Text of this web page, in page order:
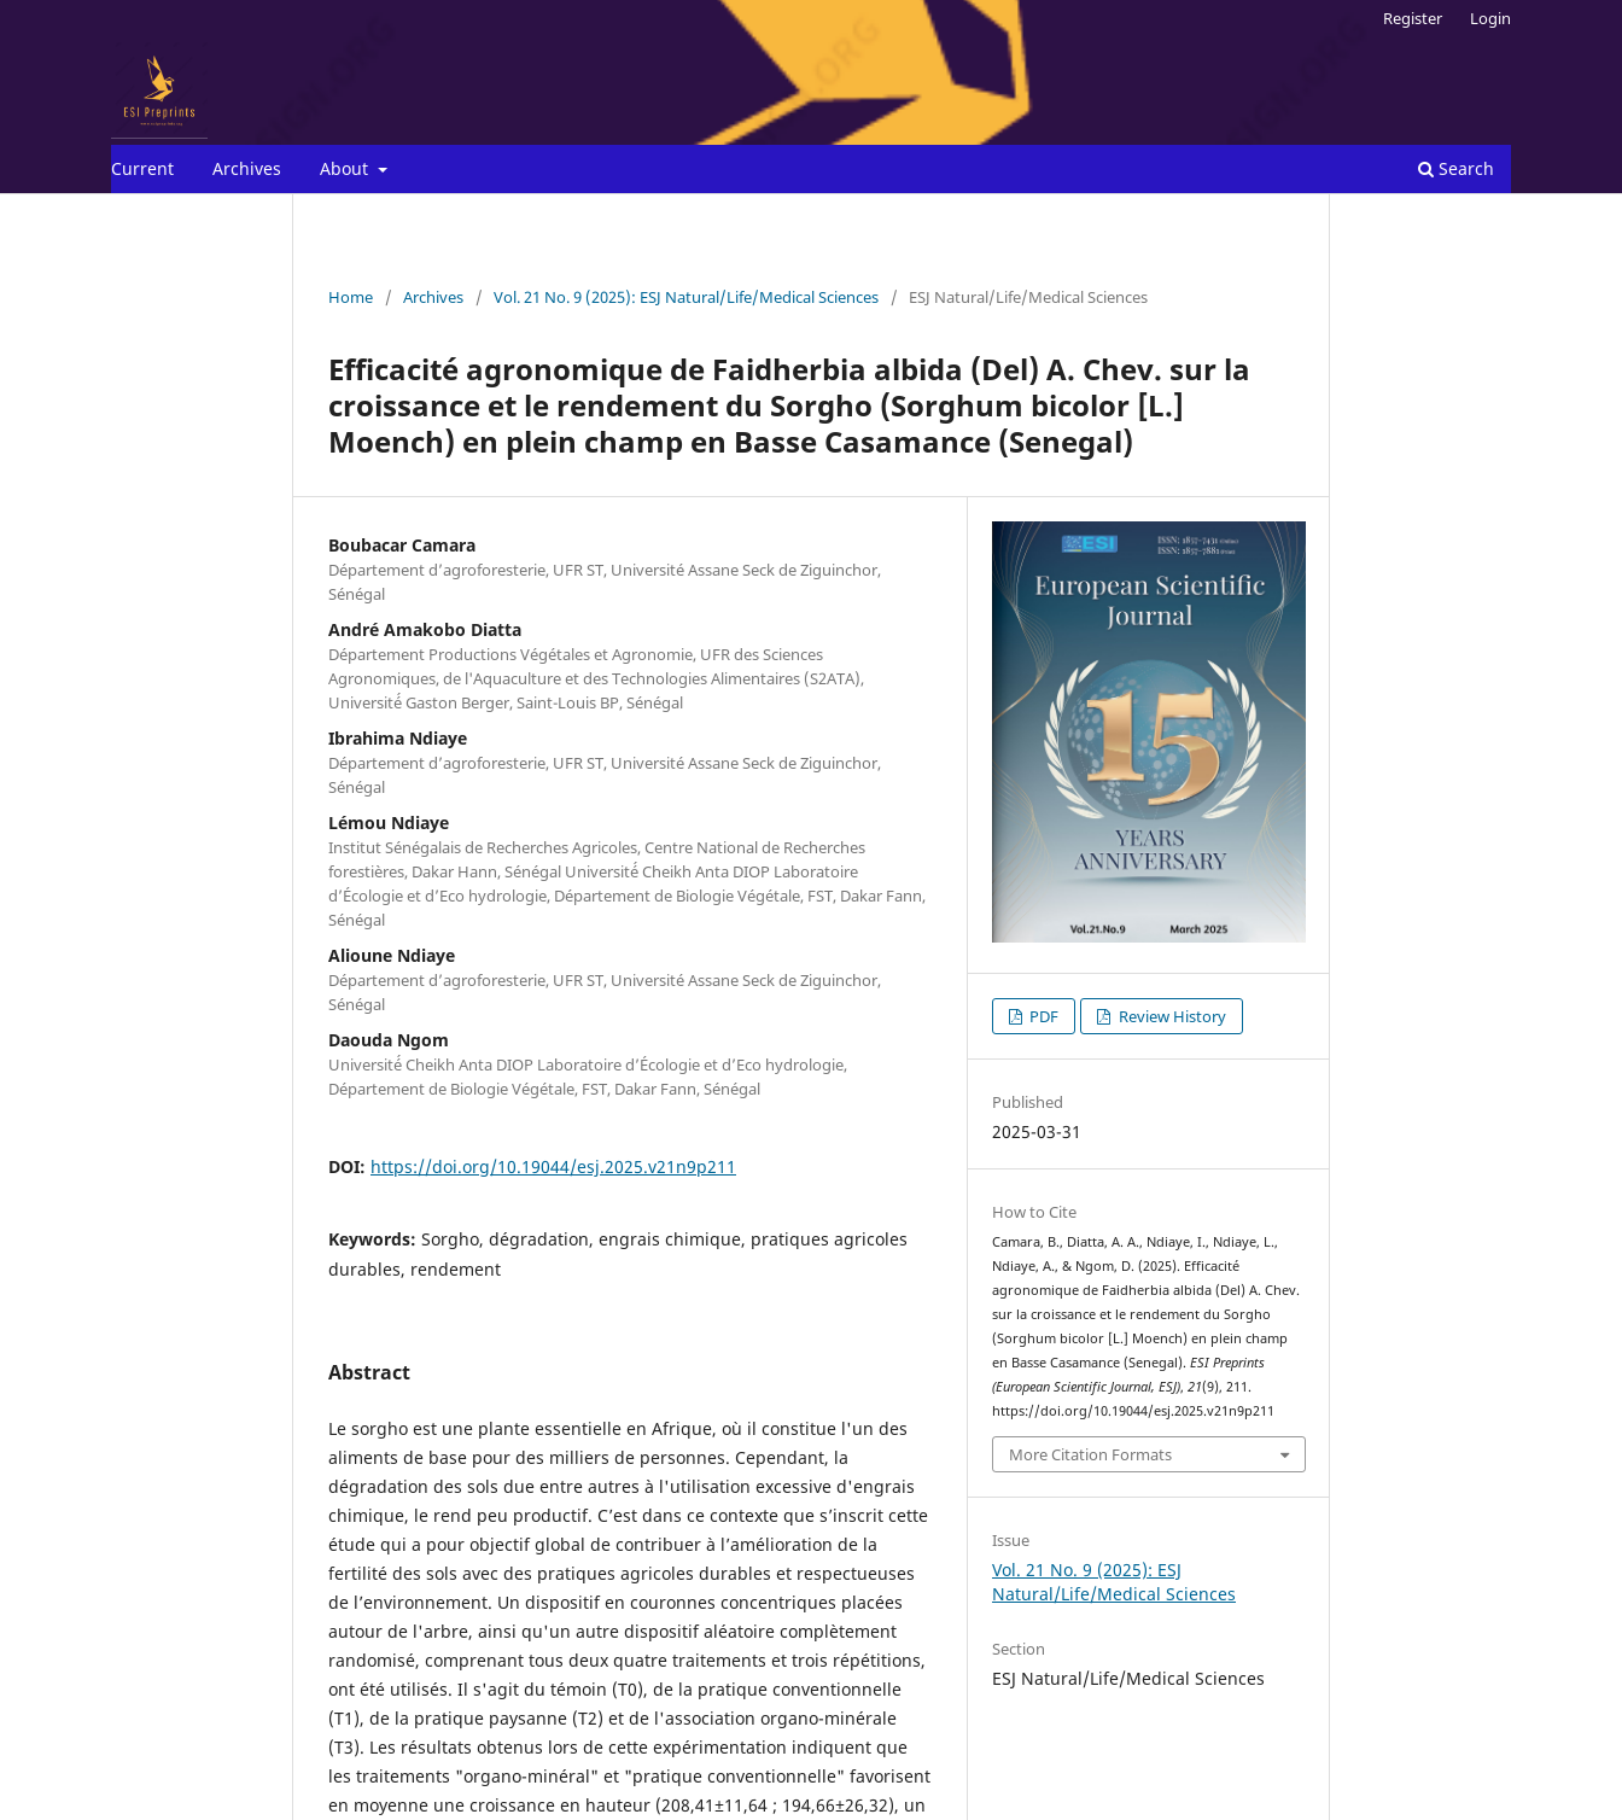
Current Archives About Search
Register Login
Home / Archives / Vol. 21 No. 9 (2025): ESJ Natural/Life/Medical Sciences / ESJ Natural/Life/Medical Sciences
Efficacité agronomique de Faidherbia albida (Del) A. Chev. sur la
croissance et le rendement du Sorgho (Sorghum bicolor [L.]
Moench) en plein champ en Basse Casamance (Senegal)
Boubacar Camara
Département d’agroforesterie, UFR ST, Université Assane Seck de Ziguinchor,
Sénégal
André Amakobo Diatta
Département Productions Végétales et Agronomie, UFR des Sciences
Agronomiques, de l'Aquaculture et des Technologies Alimentaires (S2ATA),
Université́ Gaston Berger, Saint-Louis BP, Sénégal
Ibrahima Ndiaye
Département d’agroforesterie, UFR ST, Université Assane Seck de Ziguinchor,
Sénégal
Lémou Ndiaye
Institut Sénégalais de Recherches Agricoles, Centre National de Recherches
forestières, Dakar Hann, Sénégal Université́ Cheikh Anta DIOP Laboratoire
d’Écologie et d’Eco hydrologie, Département de Biologie Végétale, FST, Dakar Fann,
Sénégal
Alioune Ndiaye
Département d’agroforesterie, UFR ST, Université Assane Seck de Ziguinchor,
Sénégal
Daouda Ngom
Université́ Cheikh Anta DIOP Laboratoire d’Écologie et d’Eco hydrologie,
Département de Biologie Végétale, FST, Dakar Fann, Sénégal
DOI: https://doi.org/10.19044/esj.2025.v21n9p211
Keywords: Sorgho, dégradation, engrais chimique, pratiques agricoles
durables, rendement
Abstract
Le sorgho est une plante essentielle en Afrique, où il constitue l'un des
aliments de base pour des milliers de personnes. Cependant, la
dégradation des sols due entre autres à l'utilisation excessive d'engrais
chimique, le rend peu productif. C’est dans ce contexte que s’inscrit cette
étude qui a pour objectif global de contribuer à l’amélioration de la
fertilité des sols avec des pratiques agricoles durables et respectueuses
de l’environnement. Un dispositif en couronnes concentriques placées
autour de l'arbre, ainsi qu'un autre dispositif aléatoire complètement
randomisé, comprenant tous deux quatre traitements et trois répétitions,
ont été utilisés. Il s'agit du témoin (T0), de la pratique conventionnelle
(T1), de la pratique paysanne (T2) et de l'association organo-minérale
(T3). Les résultats obtenus lors de cette expérimentation indiquent que
les traitements "organo-minéral" et "pratique conventionnelle" favorisent
en moyenne une croissance en hauteur (208,41±11,64 ; 194,66±26,32), un
PDF Review History
Published
2025-03-31
How to Cite
Camara, B., Diatta, A. A., Ndiaye, I., Ndiaye, L.,
Ndiaye, A., & Ngom, D. (2025). Efficacité
agronomique de Faidherbia albida (Del) A. Chev.
sur la croissance et le rendement du Sorgho
(Sorghum bicolor [L.] Moench) en plein champ
en Basse Casamance (Senegal).ESI Preprints
(European Scientific Journal, ESJ),21(9), 211.
https://doi.org/10.19044/esj.2025.v21n9p211
More Citation Formats
Issue
Vol. 21 No. 9 (2025): ESJ
Natural/Life/Medical Sciences
Section
ESJ Natural/Life/Medical Sciences